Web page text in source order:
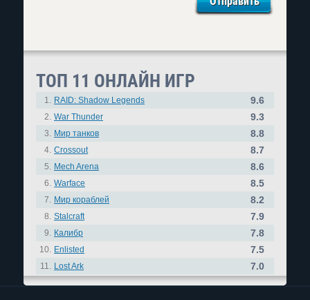
ТОП 11 ОНЛАЙН ИГР
1. RAID: Shadow Legends 9.6
2. War Thunder 9.3
3. Мир танков 8.8
4. Crossout 8.7
5. Mech Arena 8.6
6. Warface 8.5
7. Мир кораблей 8.2
8. Stalcraft 7.9
9. Калибр 7.8
10. Enlisted 7.5
11. Lost Ark 7.0